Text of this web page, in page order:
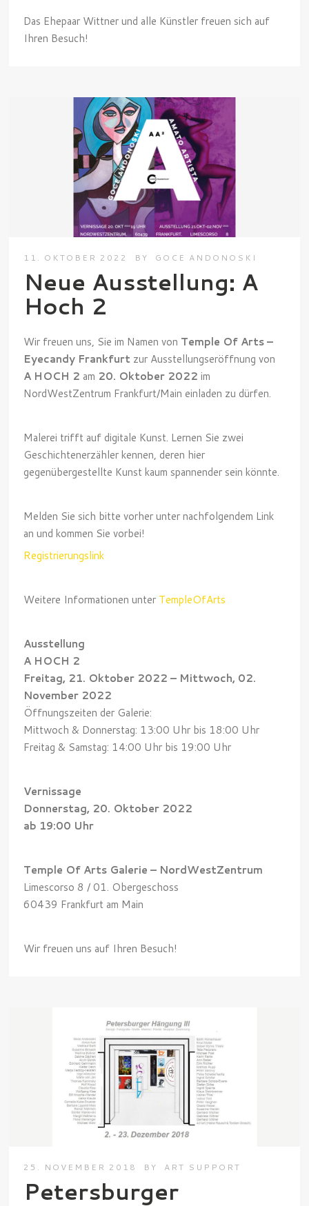
Das Ehepaar Wittner und alle Künstler freuen sich auf
Ihren Besuch!
11. OKTOBER 2022 BY GOCE ANDONOSKI
Neue Ausstellung: A
Hoch 2
Wir freuen uns, Sie im Namen von Temple Of Arts –
Eyecandy Frankfurt zur Ausstellungseröffnung von
A HOCH 2 am 20. Oktober 2022 im
NordWestZentrum Frankfurt/Main einladen zu dürfen.
Malerei trifft auf digitale Kunst. Lernen Sie zwei
Geschichtenerzähler kennen, deren hier
gegenübergestellte Kunst kaum spannender sein könnte.
Melden Sie sich bitte vorher unter nachfolgendem Link
an und kommen Sie vorbei!
Registrierungslink
Weitere Informationen unter TempleOfArts
Ausstellung
A HOCH 2
Freitag, 21. Oktober 2022 – Mittwoch, 02.
November 2022
Öffnungszeiten der Galerie:
Mittwoch & Donnerstag: 13:00 Uhr bis 18:00 Uhr
Freitag & Samstag: 14:00 Uhr bis 19:00 Uhr
Vernissage
Donnerstag, 20. Oktober 2022
ab 19:00 Uhr
Temple Of Arts Galerie – NordWestZentrum
Limescorso 8 / 01. Obergeschoss
60439 Frankfurt am Main
Wir freuen uns auf Ihren Besuch!
25. NOVEMBER 2018 BY ART SUPPORT
Petersburger